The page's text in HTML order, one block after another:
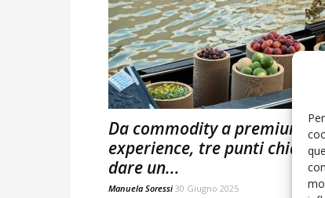
Da commodity a premium
experience, tre punti chiave
dare un...
Manuela Soressi 30 Giugno 2025